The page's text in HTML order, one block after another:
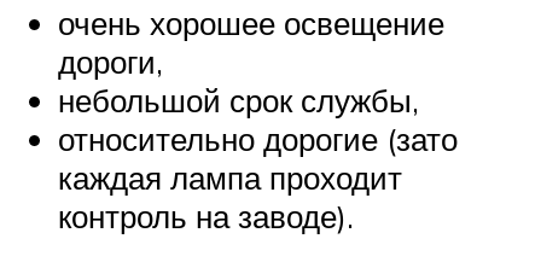
очень хорошее освещение
дороги,
небольшой срок службы,
относительно дорогие (зато
каждая лампа проходит
контроль на заводе).